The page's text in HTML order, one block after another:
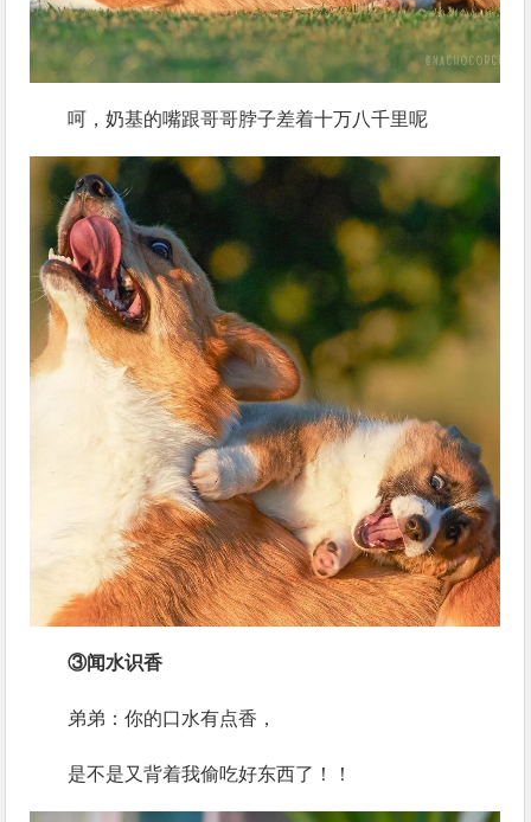
呵，奶基的嘴跟哥哥脖子差着十万八千里呢
③闻水识香
弟弟：你的口水有点香，
是不是又背着我偷吃好东西了！！